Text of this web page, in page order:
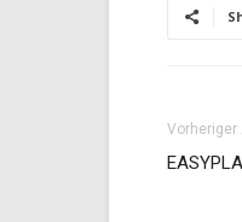
Vorheriger